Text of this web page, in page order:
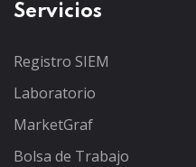
Servicios
Registro SIEM
Laboratorio
MarketGraf
Bolsa de Trabajo